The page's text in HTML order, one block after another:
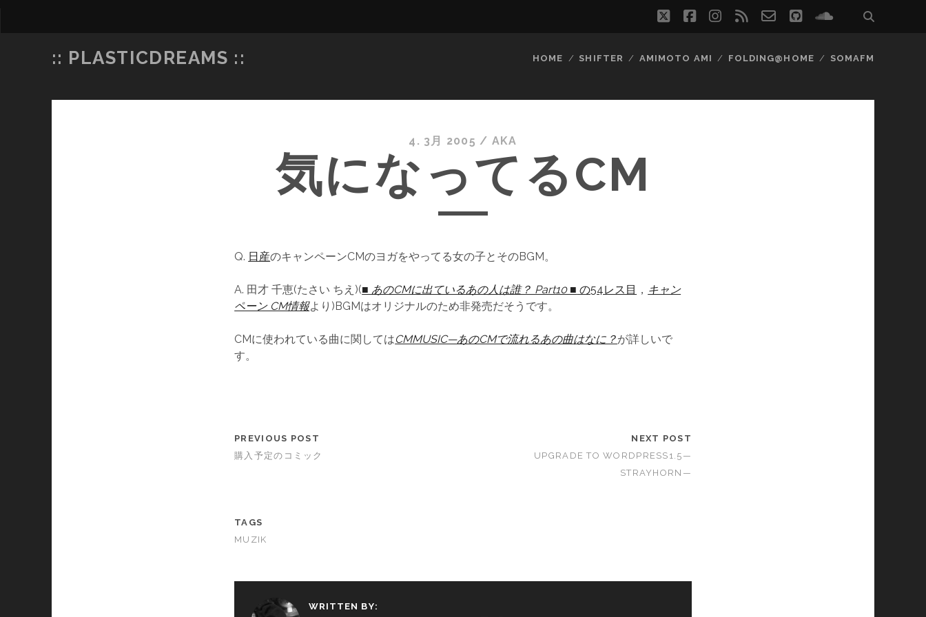
twitterfacebookinstagram
rss email-githubsoundcloud
:: PLASTICDREAMS :: HOME SHIFTER AMIMOTO AMI FOLDING@HOME SOMAFM
4. 3月 2005 / AKA
気になってるCM
Q. 日産のキャンペーンCMのヨガをやってる女の子とそのBGM。
A. 田才 千恵(たさい ちえ)(■ あのCMに出ているあの人は誰？ Part10 ■ の54レス目 ， キャン
ペーン CM情報より)BGMはオリジナルのため非発売だそうです。
CMに使われている曲に関してはCMMUSIC—あのCMで流れるあの曲はなに？が詳しいで
す。
PREVIOUS POST
購入予定のコミック
NEXT POST
UPGRADE TO WORDPRESS1.5—
STRAYHORN—
TAGS
MUZIK
WRITTEN BY: